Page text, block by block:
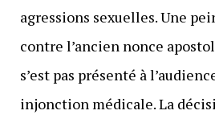
agressions sexuelles. Une
contre l’ancien nonce
s’est pas présenté à
injonction médicale. La